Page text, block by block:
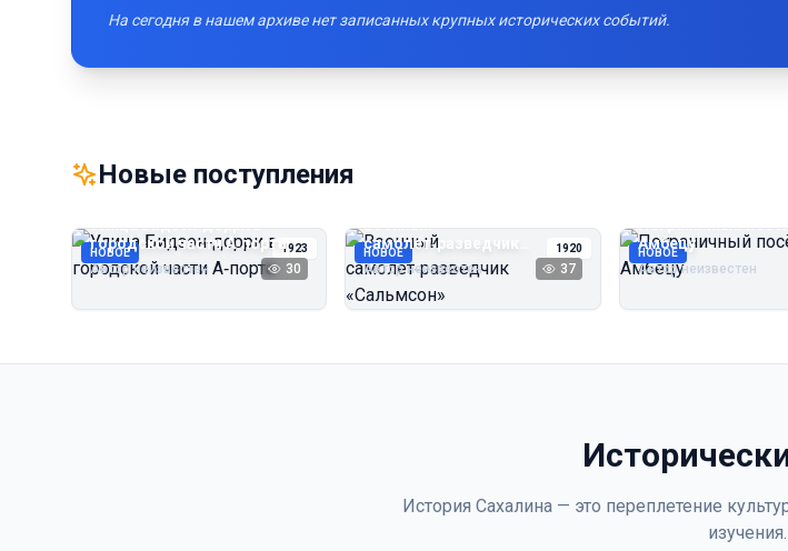
На сегодня в нашем архиве нет записанных крупных исторических событий.
Новые поступления
НОВОЕ 1923
Улица Бидзэн‑дорри в
городской части А‑порта
Автор неизвестен 30
НОВОЕ 1920
Военный
самолёт‑разведчик
«Сальмсон»
Автор неизвестен 37
НОВОЕ
Пограничный
Амбецу
Автор неизвестен
История Сахалина — это переплетение
изучения.